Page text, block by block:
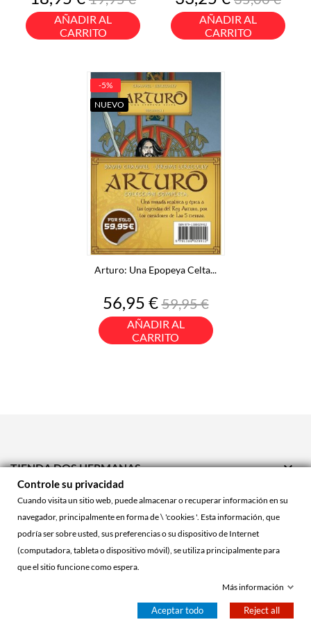
base
AÑADIR AL
CARRITO
base
AÑADIR AL
CARRITO
Arturo: Una Epopeya Celta...
Precio
56,95 €Precio
base
59,95 €
AÑADIR AL
CARRITO
-5%
NUEVO
TIENDA DOS HERMANAS 
TIENDA ONLINE 
ACCOUNT
Controle su privacidad
Cuando visita un sitio web, puede almacenar o recuperar información en su
navegador, principalmente en forma de \ 'cookies '. Esta información, que
podría ser sobre usted, sus preferencias o su dispositivo de Internet
(computadora, tableta o dispositivo móvil), se utiliza principalmente para
que el sitio funcione como espera.
Más información
Aceptar todo Reject all